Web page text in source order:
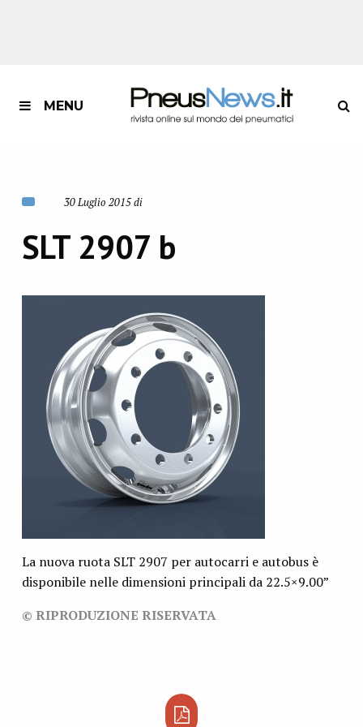
MENU
30 Luglio 2015 di
SLT 2907 b
La nuova ruota SLT 2907 per autocarri e autobus è
disponibile nelle dimensioni principali da 22.5×9.00”
© RIPRODUZIONE RISERVATA